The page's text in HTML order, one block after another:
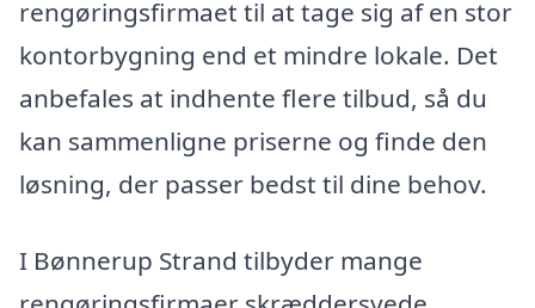
rengøringsfirmaet til at tage sig af en stor
kontorbygning end et mindre lokale. Det
anbefales at indhente flere tilbud, så du
kan sammenligne priserne og finde den
løsning, der passer bedst til dine behov.
I Bønnerup Strand tilbyder mange